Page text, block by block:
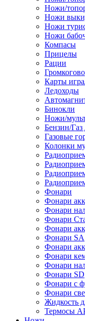
Ножи/
Ножи
Ножи
Ножи
Компасы
Прицелы
Рации
Карты
Ледоходы
Бинокли
Ножи/
Бензин/Газ
Газовые
Колонки
Фонари
Фонари
Фонари
Фонари
Фонари
Фонари SA
Фонари
Фонари
Фонари
Фонари SD
Фонари с
Фонари
Жидкость
Термосы